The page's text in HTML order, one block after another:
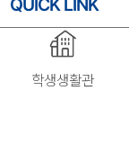
QUICKLINK
도서관